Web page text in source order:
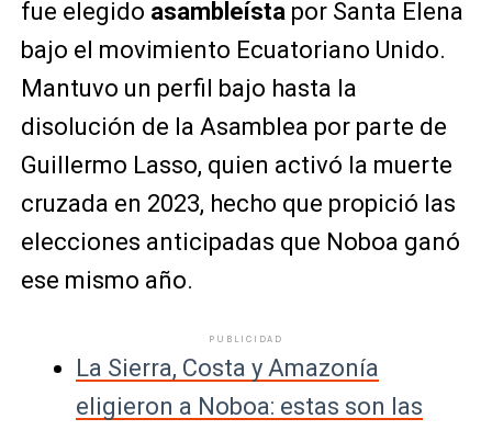
fue elegido asambleístapor Santa Elena
bajo el movimiento Ecuatoriano Unido.
Mantuvo un perfil bajo hasta la
disolución de la Asamblea por parte de
Guillermo Lasso, quien activó la muerte
cruzada en 2023, hecho que propició las
elecciones anticipadas que Noboa ganó
ese mismo año.
PUBLICIDAD
La Sierra, Costa y Amazonía
eligieron a Noboa: estas son las